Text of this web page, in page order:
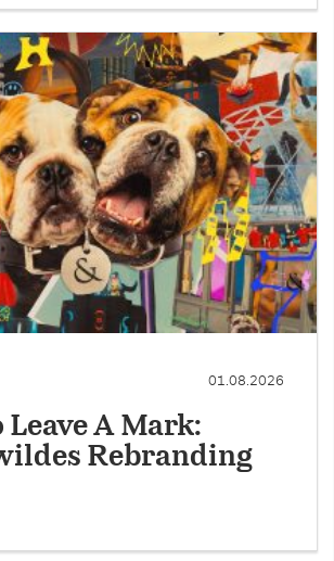
01.08.2026
Leave A Mark:
Rebranding